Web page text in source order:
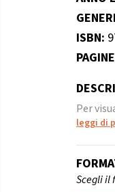
ISBN:
Per
leggi di
Scegli il